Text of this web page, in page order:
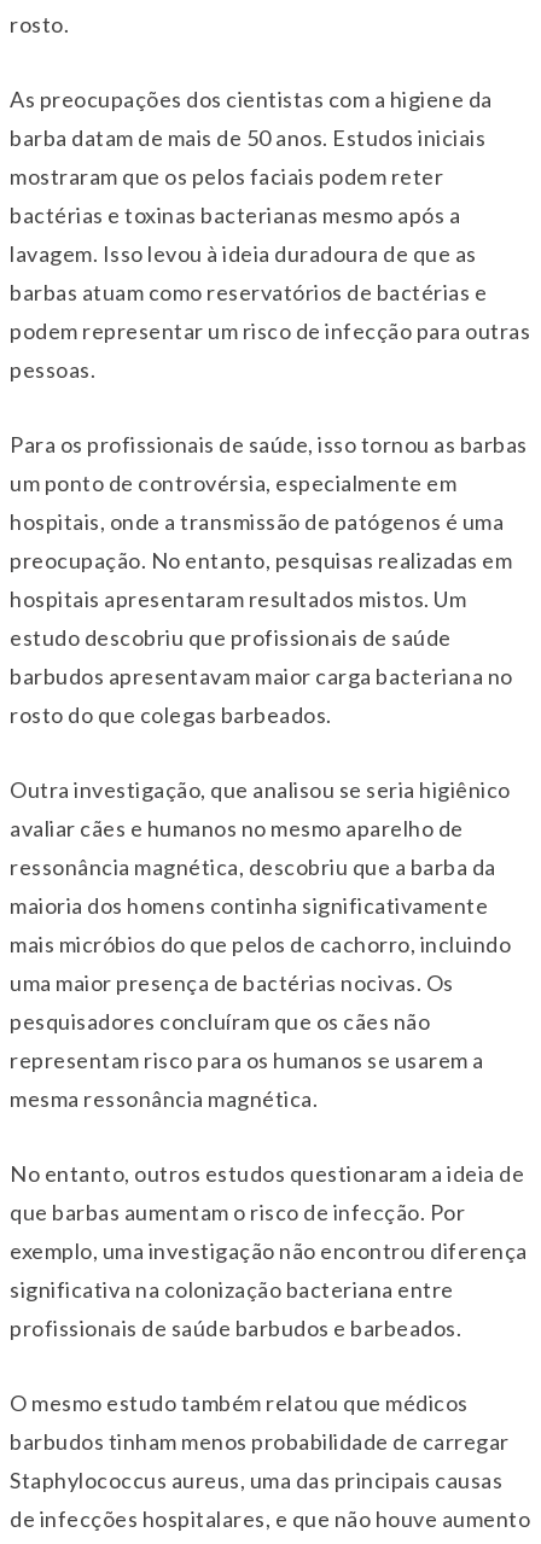
rosto.
As preocupações dos cientistas com a higiene da
barba datam de mais de 50 anos. Estudos iniciais
mostraram que os pelos faciais podem reter
bactérias e toxinas bacterianas mesmo após a
lavagem. Isso levou à ideia duradoura de que as
barbas atuam como reservatórios de bactérias e
podem representar um risco de infecção para outras
pessoas.
Para os profissionais de saúde, isso tornou as barbas
um ponto de controvérsia, especialmente em
hospitais, onde a transmissão de patógenos é uma
preocupação. No entanto, pesquisas realizadas em
hospitais apresentaram resultados mistos. Um
estudo descobriu que profissionais de saúde
barbudos apresentavam maior carga bacteriana no
rosto do que colegas barbeados.
Outra investigação, que analisou se seria higiênico
avaliar cães e humanos no mesmo aparelho de
ressonância magnética, descobriu que a barba da
maioria dos homens continha significativamente
mais micróbios do que pelos de cachorro, incluindo
uma maior presença de bactérias nocivas. Os
pesquisadores concluíram que os cães não
representam risco para os humanos se usarem a
mesma ressonância magnética.
No entanto, outros estudos questionaram a ideia de
que barbas aumentam o risco de infecção. Por
exemplo, uma investigação não encontrou diferença
significativa na colonização bacteriana entre
profissionais de saúde barbudos e barbeados.
O mesmo estudo também relatou que médicos
barbudos tinham menos probabilidade de carregar
Staphylococcus aureus, uma das principais causas
de infecções hospitalares, e que não houve aumento